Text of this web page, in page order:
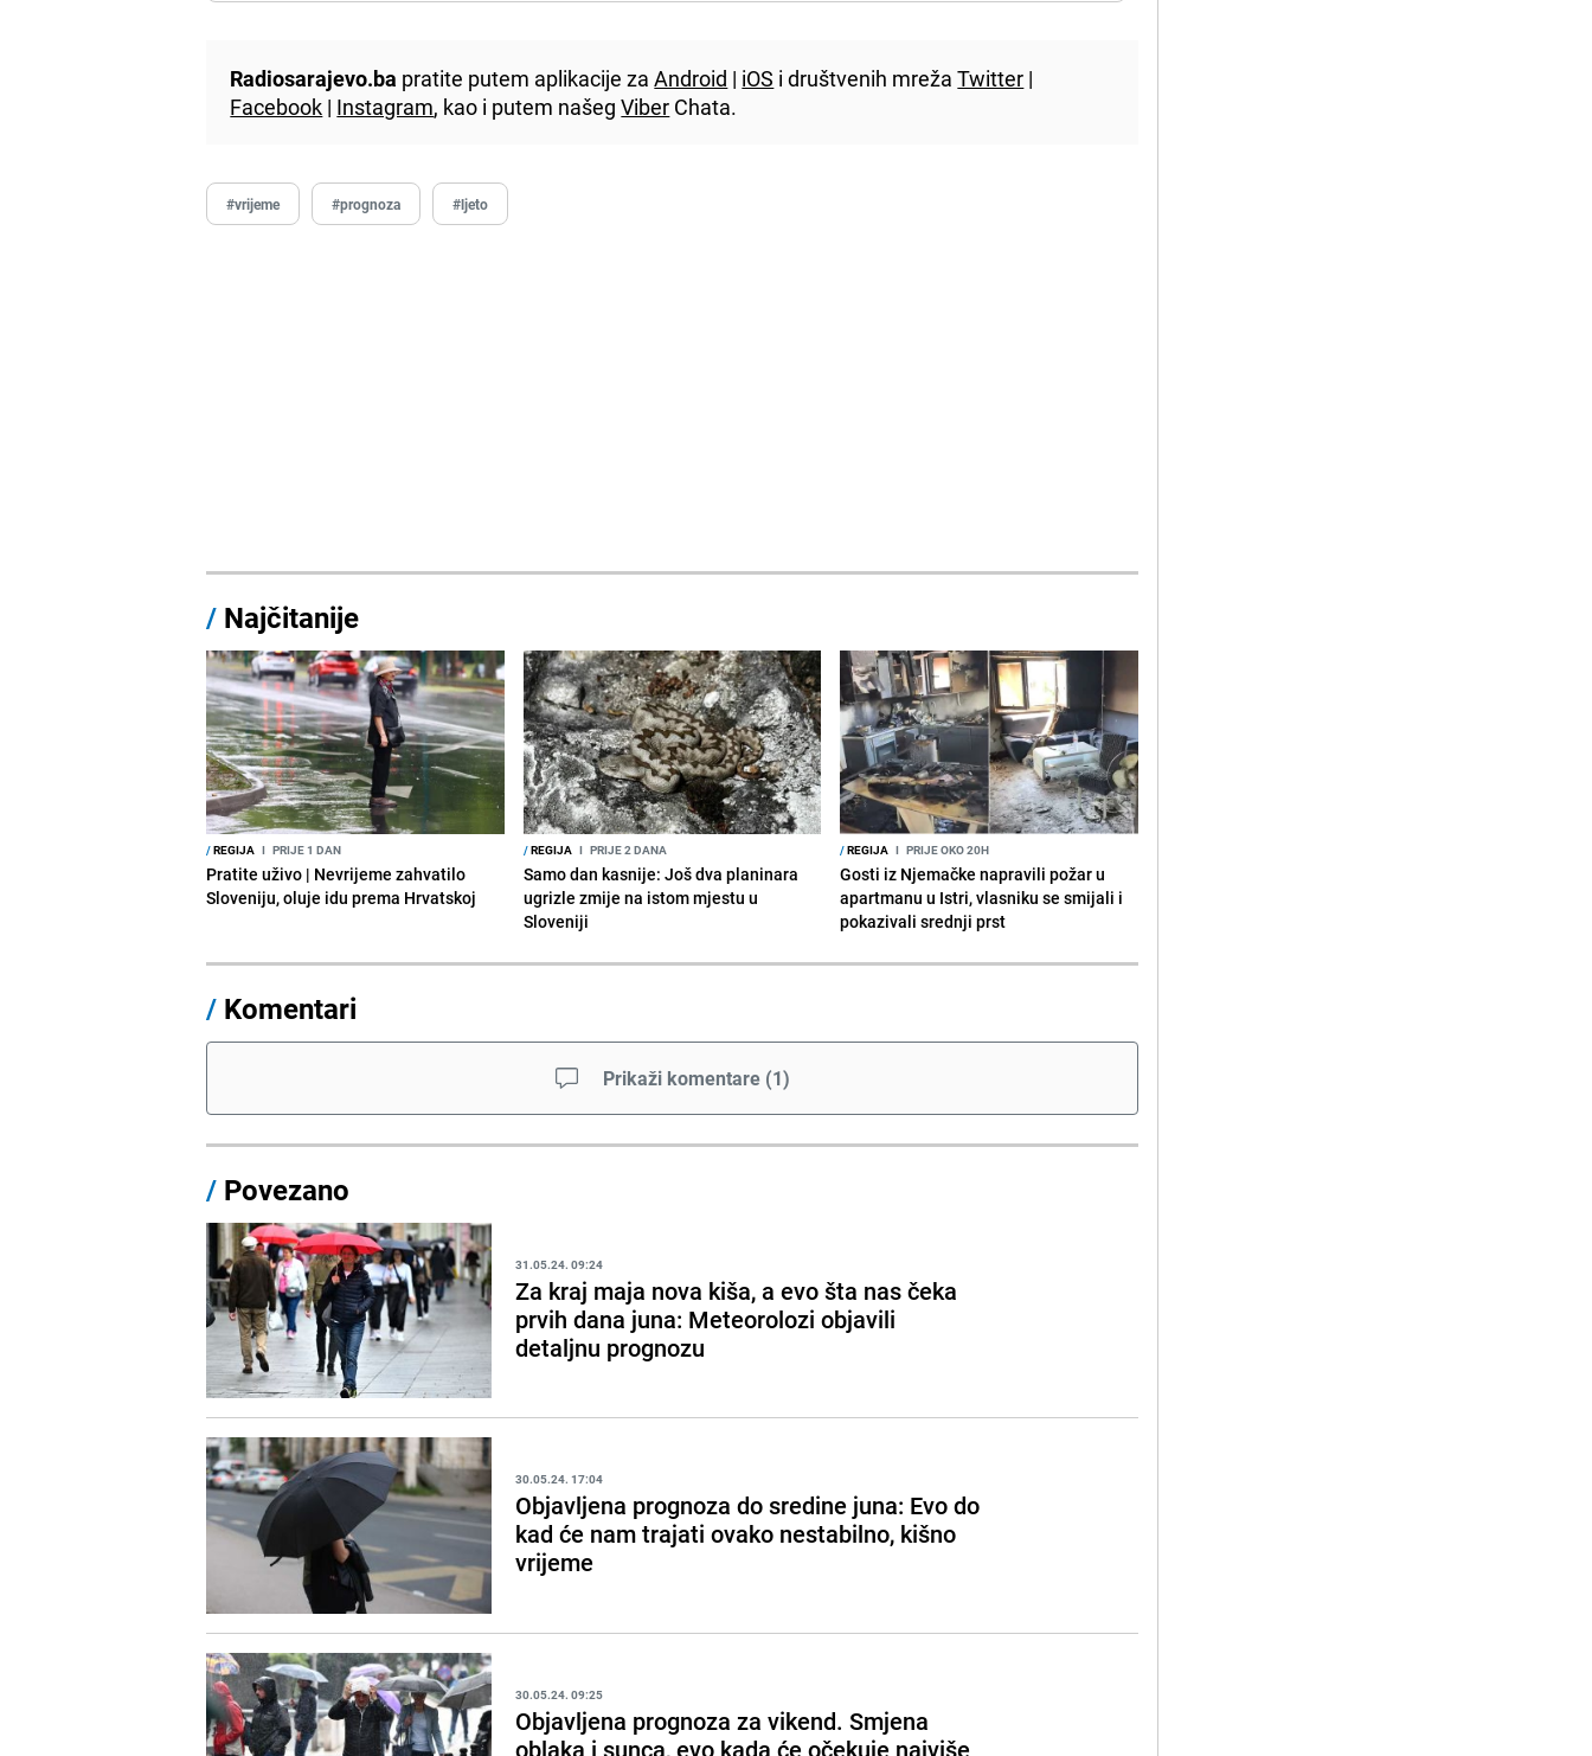
Radiosarajevo.ba pratite putem aplikacije zaAndroid | iOS i društvenih mrežaTwitter |
Facebook | Instagram, kao i putem našegViber Chata.
#vrijeme #prognoza #ljeto
/ Najčitanije
/REGIJA I PRIJE 1 DAN
Pratite uživo | Nevrijeme zahvatilo
Sloveniju, oluje idu prema Hrvatskoj
/REGIJA I PRIJE 2 DANA
Samo dan kasnije: Još dva planinara
ugrizle zmije na istom mjestu u
Sloveniji
/REGIJA I PRIJE OKO 20H
Gosti iz Njemačke napravili požar u
apartmanu u Istri, vlasniku se smijali i
pokazivali srednji prst
/ Komentari
Prikaži komentare (1)
/ Povezano
31.05.24. 09:24
Za kraj maja nova kiša, a evo šta nas čeka
prvih dana juna: Meteorolozi objavili
detaljnu prognozu
30.05.24. 17:04
Objavljena prognoza do sredine juna: Evo do
kad će nam trajati ovako nestabilno, kišno
vrijeme
30.05.24. 09:25
Objavljena prognoza za vikend. Smjena
oblaka i sunca, evo kada će očekuje najviše